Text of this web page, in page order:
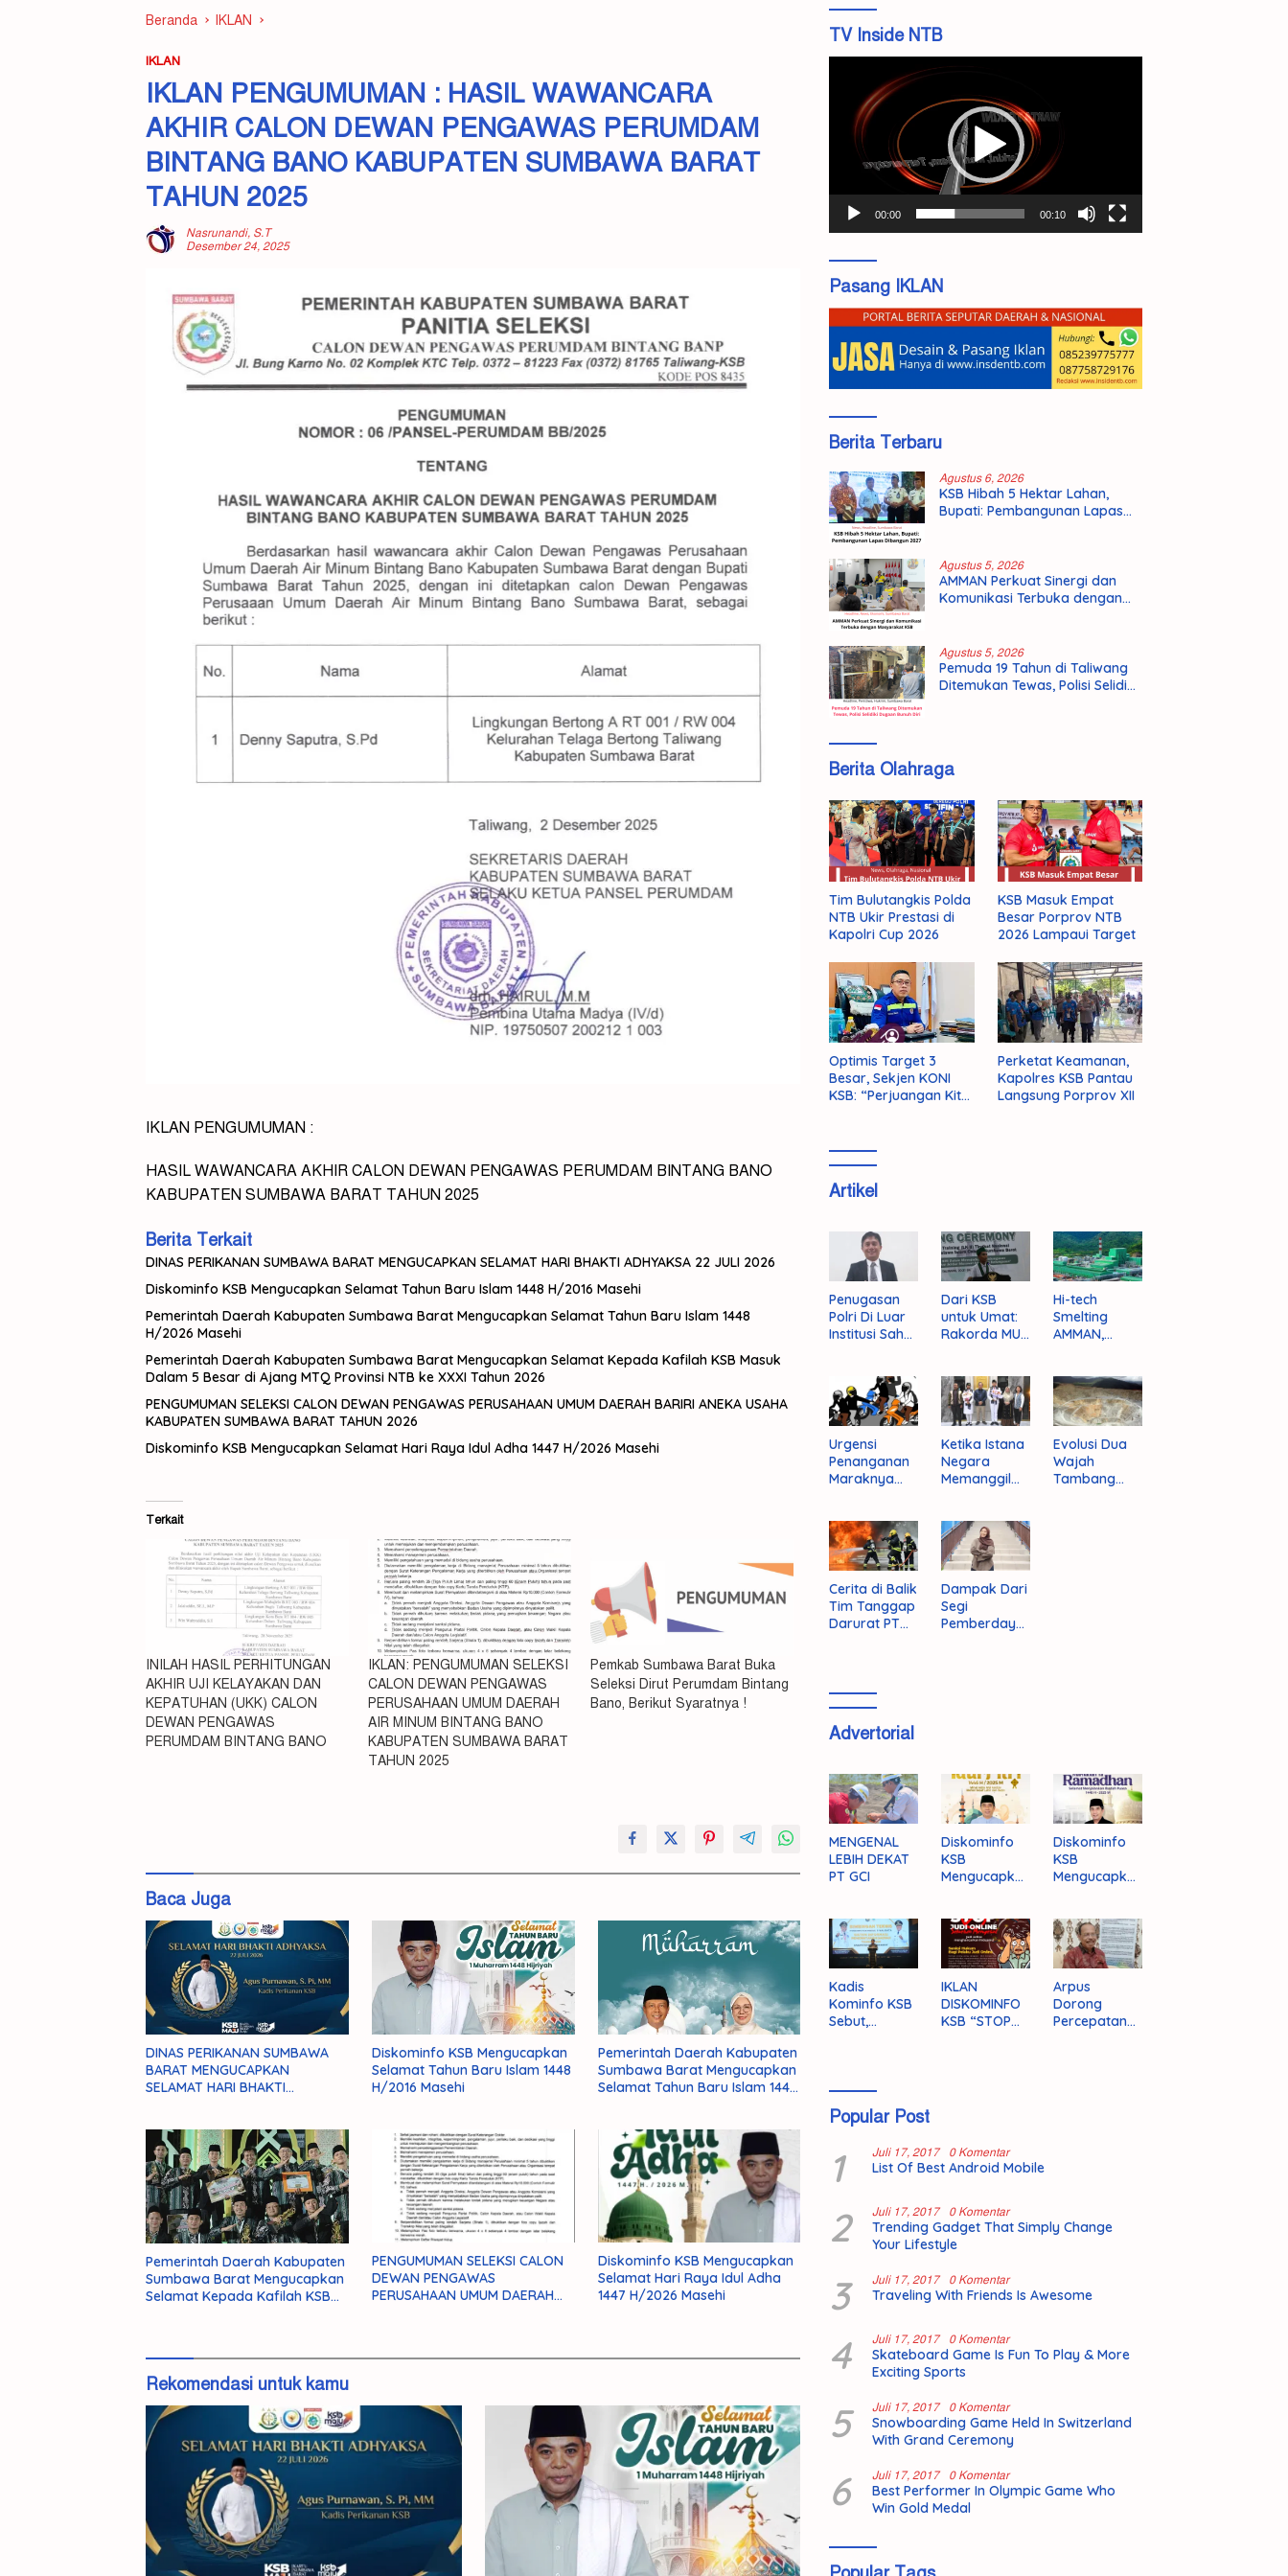
Beranda IKLAN
IKLAN
IKLAN PENGUMUMAN : HASIL WAWANCARA
AKHIR CALON DEWAN PENGAWAS PERUMDAM
BINTANG BANO KABUPATEN SUMBAWA BARAT
TAHUN 2025
Nasrunandi, S.T
Desember 24, 2025
IKLAN PENGUMUMAN :
HASIL WAWANCARA AKHIR CALON DEWAN PENGAWAS PERUMDAM BINTANG BANO
KABUPATEN SUMBAWA BARAT TAHUN 2025
Berita Terkait
DINAS PERIKANAN SUMBAWA BARAT MENGUCAPKAN SELAMAT HARI BHAKTI ADHYAKSA 22 JULI 2026
Diskominfo KSB Mengucapkan Selamat Tahun Baru Islam 1448 H/2016 Masehi
Pemerintah Daerah Kabupaten Sumbawa Barat Mengucapkan Selamat Tahun Baru Islam 1448
H/2026 Masehi
Pemerintah Daerah Kabupaten Sumbawa Barat Mengucapkan Selamat Kepada Kafilah KSB Masuk
Dalam 5 Besar di Ajang MTQ Provinsi NTB ke XXXI Tahun 2026
PENGUMUMAN SELEKSI CALON DEWAN PENGAWAS PERUSAHAAN UMUM DAERAH BARIRI ANEKA USAHA
KABUPATEN SUMBAWA BARAT TAHUN 2026
Diskominfo KSB Mengucapkan Selamat Hari Raya Idul Adha 1447 H/2026 Masehi
Terkait
INILAH HASIL PERHITUNGAN
AKHIR UJI KELAYAKAN DAN
KEPATUHAN (UKK) CALON
DEWAN PENGAWAS
PERUMDAM BINTANG BANO
IKLAN: PENGUMUMAN SELEKSI
CALON DEWAN PENGAWAS
PERUSAHAAN UMUM DAERAH
AIR MINUM BINTANG BANO
KABUPATEN SUMBAWA BARAT
TAHUN 2025
Pemkab Sumbawa Barat Buka
Seleksi Dirut Perumdam Bintang
Bano, Berikut Syaratnya !
Wawancara
Baca Juga
DINAS PERIKANAN SUMBAWA
BARAT MENGUCAPKAN
SELAMAT HARI BHAKTI
Diskominfo KSB Mengucapkan
Selamat Tahun Baru Islam 1448
H/2016 Masehi
Pemerintah Daerah Kabupaten
Sumbawa Barat Mengucapkan
Selamat Tahun Baru Islam 1448
Pemerintah Daerah Kabupaten
Sumbawa Barat Mengucapkan
Selamat Kepada Kafilah KSB
PENGUMUMAN SELEKSI CALON
DEWAN PENGAWAS
PERUSAHAAN UMUM DAERAH
Diskominfo KSB Mengucapkan
Selamat Hari Raya Idul Adha
1447 H/2026 Masehi
Rekomendasi untuk kamu
TV Inside NTB
00:00 00:10
Pasang IKLAN
Berita Terbaru
Agustus 6, 2026
KSB Hibah 5 Hektar Lahan,
Bupati: Pembangunan Lapas
Agustus 5, 2026
AMMAN Perkuat Sinergi dan
Komunikasi Terbuka dengan
Agustus 5, 2026
Pemuda 19 Tahun di Taliwang
Ditemukan Tewas, Polisi Selidiki
Berita Olahraga
Tim Bulutangkis Polda
NTB Ukir Prestasi di
Kapolri Cup 2026
KSB Masuk Empat
Besar Porprov NTB
2026 Lampaui Target
Optimis Target 3
Besar, Sekjen KONI
KSB: “Perjuangan Kita
Perketat Keamanan,
Kapolres KSB Pantau
Langsung Porprov XII
Artikel
Penugasan
Polri Di Luar
Institusi Sah
Hukum
Administrasi
Negara
Dari KSB
untuk Umat:
Rakorda MUI
Kebangkitan
Moral Para
Ulama
Hi-tech
Smelting
AMMAN,
Rajai
Produsen
Tembaga
Dunia
Urgensi
Penanganan
Maraknya
Sumbawa
Barat
Ketika Istana
Negara
Memanggil
Evolusi Dua
Wajah
Tambang
Cerita di Balik
Tim Tanggap
Darurat PT
Dampak Dari
Segi
Pemberdaya
Advertorial
MENGENAL
LEBIH DEKAT
PT GCI
Diskominfo
KSB
Mengucapka
Idul Fitri 1446
H/2025 M
Diskominfo
KSB
Mengucapka
Ibadah Puasa
1446 H/2025
M
Kadis
Kominfo KSB
Sebut,
IKLAN
DISKOMINFO
KSB “STOP
Arpus
Dorong
Percepatan
Popular Post
1 Juli 17, 2017 0 Komentar
List Of Best Android Mobile
2 Juli 17, 2017 0 Komentar
Trending Gadget That Simply Change
Your Lifestyle
3 Juli 17, 2017 0 Komentar
Traveling With Friends Is Awesome
4 Juli 17, 2017 0 Komentar
Skateboard Game Is Fun To Play & More
Exciting Sports
5 Juli 17, 2017 0 Komentar
Snowboarding Game Held In Switzerland
With Grand Ceremony
6 Juli 17, 2017 0 Komentar
Best Performer In Olympic Game Who
Win Gold Medal